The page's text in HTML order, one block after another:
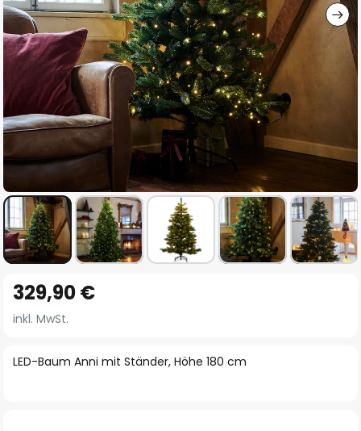
Anfang
der
springen
LED-Baum Anni mit Ständer, Höhe 180 cm
329,90 €
inkl. MwSt.